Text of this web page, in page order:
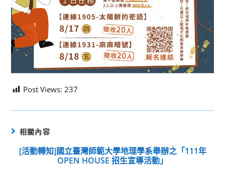
Post Views: 237
相關內容
[活動轉知]國立臺灣師範大學地理學系舉辦之「111年
OPEN HOUSE 招生宣導活動」